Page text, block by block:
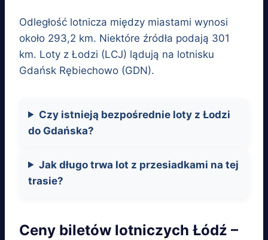
Odległość lotnicza między miastami wynosi
około 293,2 km. Niektóre źródła podają 301
km. Loty z Łodzi (LCJ) lądują na lotnisku
Gdańsk Rębiechowo (GDN).
Czy istnieją bezpośrednie loty z Łodzi
do Gdańska?
Jak długo trwa lot z przesiadkami na tej
trasie?
Ceny biletów lotniczych Łódź –